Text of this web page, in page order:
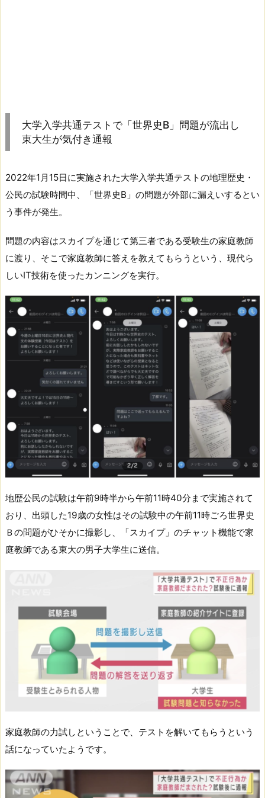
大学入学共通テストで「世界史B」問題が流出し
東大生が気付き通報
2022年1月15日に実施された大学入学共通テストの地理歴史・
公民の試験時間中、「世界史B」の問題が外部に漏えいするとい
う事件が発生。
問題の内容はスカイプを通じて第三者である受験生の家庭教師
に渡り、そこで家庭教師に答えを教えてもらうという、現代ら
しいIT技術を使ったカンニングを実行。
地歴公民の試験は午前9時半から午前11時40分まで実施されて
おり、出頭した19歳の女性はその試験中の午前11時ごろ世界史
Ｂの問題がひそかに撮影し、「スカイプ」のチャット機能で家
庭教師である東大の男子大学生に送信。
家庭教師の力試しということで、テストを解いてもらうという
話になっていたようです。